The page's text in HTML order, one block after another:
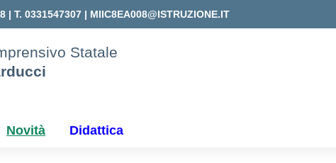
| T. 0331547307 | MIIC8EA008@ISTRUZIONE.IT
Statale
Novità Didattica